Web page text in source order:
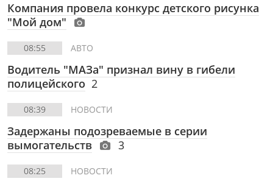
Компания провела конкурс детского рисунка
"Мой дом"
08:55 АВТО
Водитель "МАЗа" признал вину в гибели
полицейского 2
08:39 НОВОСТИ
Задержаны подозреваемые в серии
вымогательств
3
08:25 НОВОСТИ